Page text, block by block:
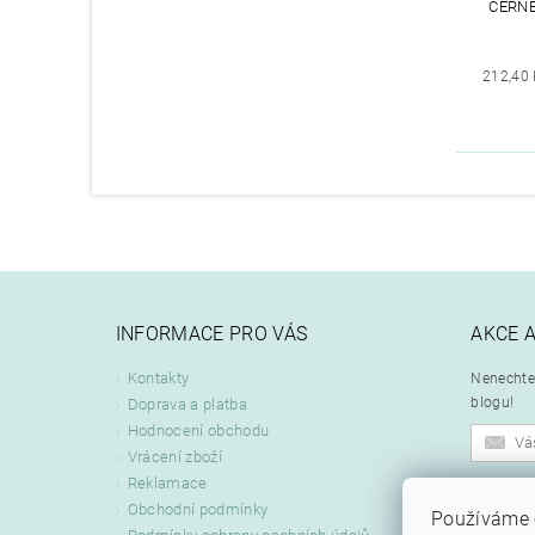
212,40
INFORMACE PRO VÁS
Kontakty
Doprava a platba
Hodnocení obchodu
Vrácení zboží
Reklamace
Obchodní podmínky
AKCE
blogu!